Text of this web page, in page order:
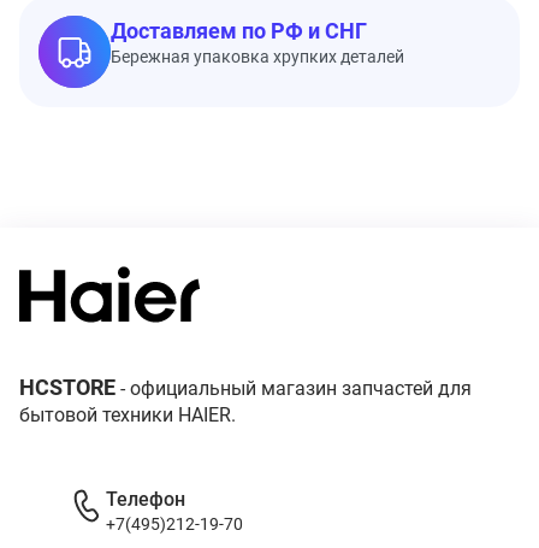
Доставляем по РФ и СНГ
Бережная упаковка хрупких деталей
HCSTORE - официальный магазин запчастей для
бытовой техники HAIER.
Телефон
+7(495)212-19-70